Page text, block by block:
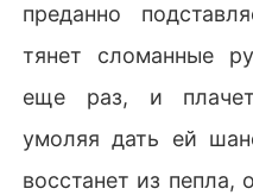
преданно
тянет сломанные
еще раз, и
умоляя дать ей
восстанет из пепла,